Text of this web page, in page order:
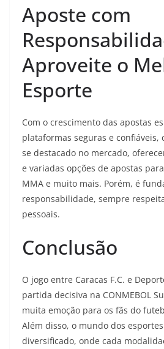
Aposte com
Aproveite o
Esporte
Com o crescimento das apostas
plataformas seguras e confiáveis,
se destacado no mercado,
e variadas opções de apostas
MMA e muito mais. Porém, é
responsabilidade, sempre
pessoais.
Conclusão
O jogo entre Caracas F.C. e
partida decisiva na CONMEBOL
muita emoção para os fãs do
Além disso, o mundo dos
diversificado, onde cada